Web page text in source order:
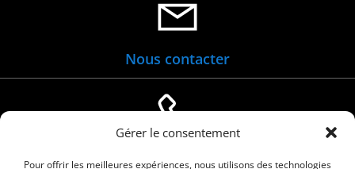
Gérer le consentement
Pour offrir les meilleures expériences, nous utilisons des technologies
Nous contacter
04 66 88 01 05